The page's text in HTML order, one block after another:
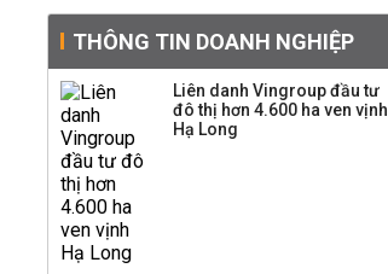
tiếng đứng sau tiệm
vàng Mi Hồng: Từ phụ
xe, sửa đồ điện tử cũ
đến gây dựng thương
hiệu hơn 35 năm tuổi
THÔNG TIN DOANH NGHIỆP
Liên danh Vingroup đầu tư
đô thị hơn 4.600 ha ven vịnh
Hạ Long